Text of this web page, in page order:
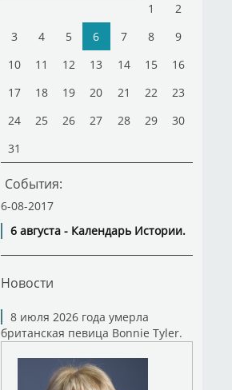
1
2
3
4 5 6 7 8
9
10
11 12 13 14 15
16
17
18 19 20 21 22
23
24
25 26 27 28 29
30
31
События:
6-08-2017
6 августа - Календарь Истории.
Новости
8 июля 2026 года умерла
британская певица Bonnie Tyler.